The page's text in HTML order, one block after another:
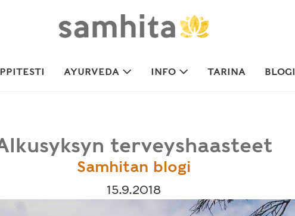
AYURVEDA INFO TARINA BLOGI
terveyshaasteet
Samhitan blogi
15.9.2018